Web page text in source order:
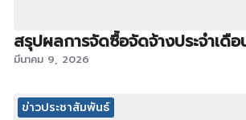
สรุปผลการจัดซื้อจัดจ้างประจำเ
มีนาคม 9, 2026
ข่าวประชาสัมพันธ์